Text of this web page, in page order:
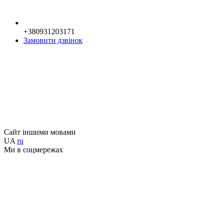
+380931203171
Замовити дзвінок
Сайт іншими мовами
UA ru
Ми в соцмережах